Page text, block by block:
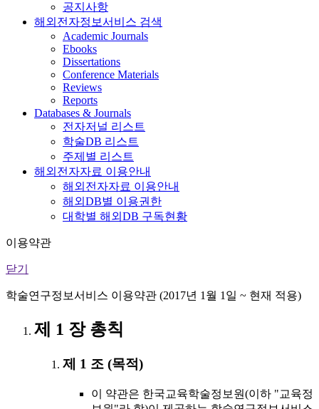
공지사항
해외전자정보서비스 검색
Academic Journals
Ebooks
Dissertations
Conference Materials
Reviews
Reports
Databases & Journals
전자저널 리스트
학술DB 리스트
주제별 리스트
해외전자자료 이용안내
해외전자자료 이용안내
해외DB별 이용권한
대학별 해외DB 구독현황
이용약관
닫기
학술연구정보서비스 이용약관 (2017년 1월 1일 ~ 현재 적용)
제 1 장 총칙
제 1 조 (목적)
이 약관은 한국교육학술정보원(이하 "교육정